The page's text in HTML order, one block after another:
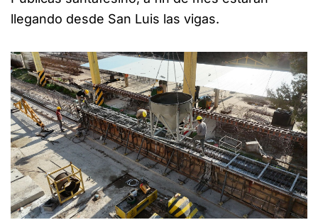
llegando desde San Luis las vigas.